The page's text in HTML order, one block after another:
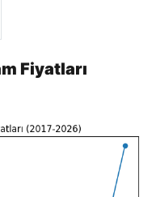
Fiyatları